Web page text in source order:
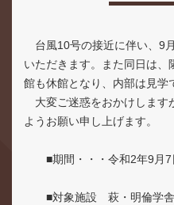
台風10号の接近に伴い、9
いただきます。また同日は
館も休館となり、内部は見学
大変ご迷惑をおかけします
ようお願い申し上げます。
■期間・・・令和2年9月7
■対象施設 萩・明倫学舎